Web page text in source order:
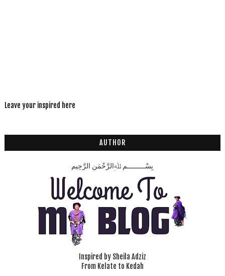
Leave your inspired here
AUTHOR
بِسْـــــــــمِ ﷲِالرَّحْمَنِ الرَّحِيم
Inspired by Sheila Adziz
From Kelate to Kedah